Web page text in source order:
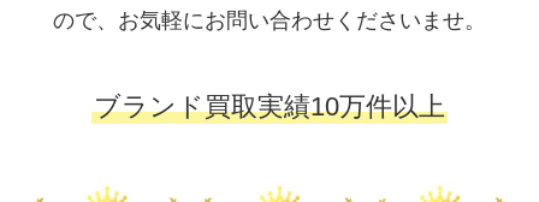
ので、お気軽にお問い合わせくださいませ。
ブランド買取実績10万件以上